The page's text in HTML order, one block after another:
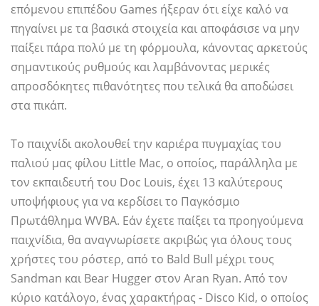
επόμενου επιπέδου Games ήξεραν ότι είχε καλό να
πηγαίνει με τα βασικά στοιχεία και αποφάσισε να μην
παίξει πάρα πολύ με τη φόρμουλα, κάνοντας αρκετούς
σημαντικούς ρυθμούς και λαμβάνοντας μερικές
απροσδόκητες πιθανότητες που τελικά θα αποδώσει
στα πικάπ.
Το παιχνίδι ακολουθεί την καριέρα πυγμαχίας του
παλιού μας φίλου Little Mac, ο οποίος, παράλληλα με
τον εκπαιδευτή του Doc Louis, έχει 13 καλύτερους
υποψήφιους για να κερδίσει το Παγκόσμιο
Πρωτάθλημα WVBA. Εάν έχετε παίξει τα προηγούμενα
παιχνίδια, θα αναγνωρίσετε ακριβώς για όλους τους
χρήστες του ρόστερ, από το Bald Bull μέχρι τους
Sandman και Bear Hugger στον Aran Ryan. Από τον
κύριο κατάλογο, ένας χαρακτήρας - Disco Kid, ο οποίος